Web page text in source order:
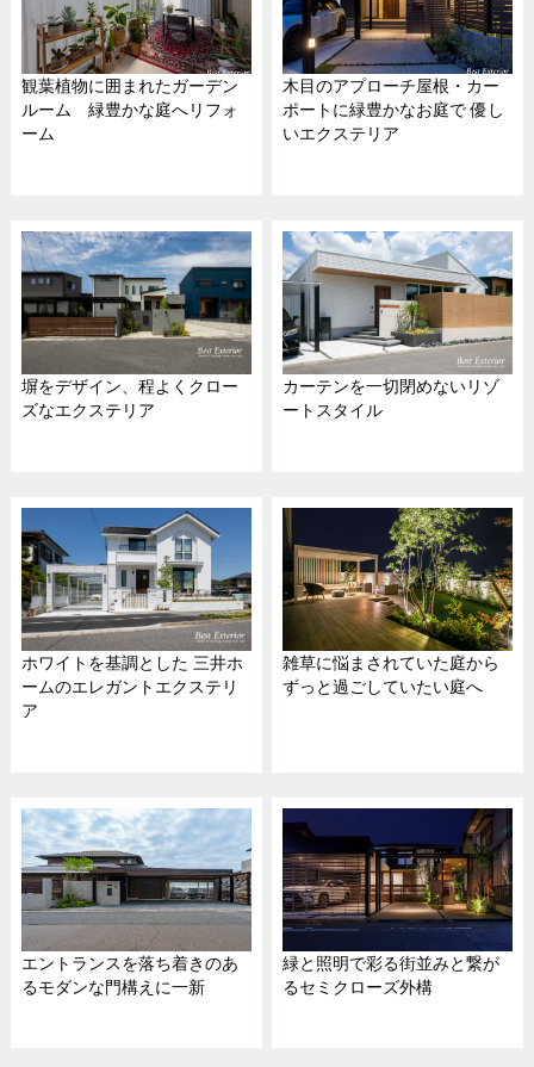
観葉植物に囲まれたガーデン
ルーム 緑豊かな庭へリフォ
ーム
木目のアプローチ屋根・カー
ポートに緑豊かなお庭で 優し
いエクステリア
塀をデザイン、程よくクロー
ズなエクステリア
カーテンを一切閉めないリゾ
ートスタイル
ホワイトを基調とした 三井ホ
ームのエレガントエクステリ
ア
雑草に悩まされていた庭から
ずっと過ごしていたい庭へ
エントランスを落ち着きのあ
るモダンな門構えに一新
緑と照明で彩る街並みと繋が
るセミクローズ外構